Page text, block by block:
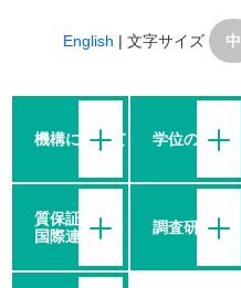
English | 文字サイズ 中
機構について 学位の授与
質保証・
国際連携
調査研究